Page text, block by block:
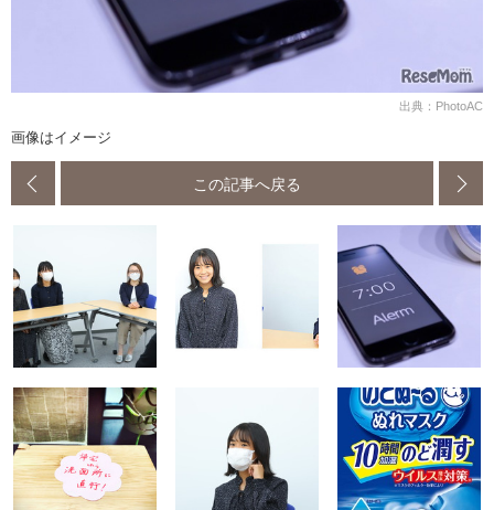
出典：PhotoAC
画像はイメージ
この記事へ戻る